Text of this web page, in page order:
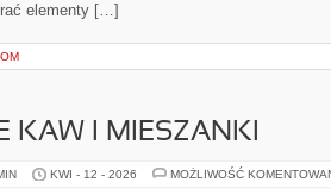
elementy […]
KAW I MIESZANKI
KWI - 12 - 2026 MOŻLIWOŚĆ